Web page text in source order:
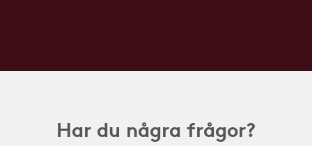
Har du några frågor?